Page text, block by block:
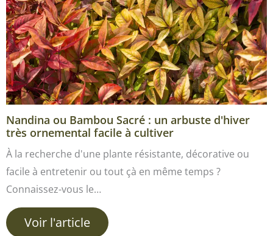
Nandina ou Bambou Sacré : un arbuste d'hiver
très ornemental facile à cultiver
À la recherche d'une plante résistante, décorative ou
facile à entretenir ou tout çà en même temps ?
Connaissez-vous le…
Voir l'article